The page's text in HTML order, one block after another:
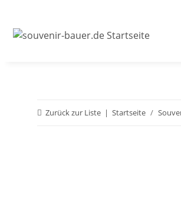
Zurück zur Liste Startseite